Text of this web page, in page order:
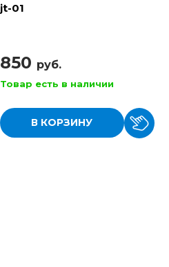
jt-01
850 руб.
Товар есть в наличии
В КОРЗИНУ